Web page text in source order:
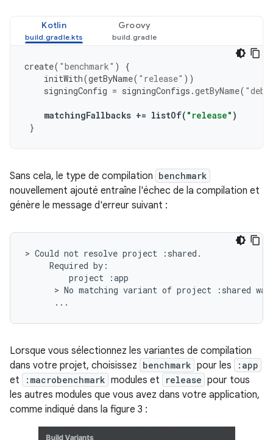
Kotlin Groovy
create( "benchmark" )
{
initWith(getByName( "release" ))
signingConfig = signingConfigs .getByName(
matchingFallbacks += listOf( "release" )
}
Sans cela, le type de compilation benchmark
nouvellement ajouté entraîne l'échec de la compilation et
génère le message d'erreur suivant :
> Could not resolve project :shared.
     Required by:
         project :app
> No matching variant of project :shared was
Lorsque vous sélectionnez les variantes de compilation
dans votre projet, choisissez benchmark pour les :app
et :macrobenchmark modules et release pour tous
les autres modules que vous avez dans votre application,
comme indiqué dans la figure 3 :